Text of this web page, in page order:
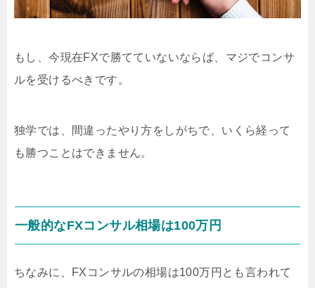
もし、今現在FXで勝てていないならば、マジでコンサ
ルを受けるべきです。
独学では、間違ったやり方をしがちで、いくら経って
も勝つことはできません。
一般的なFXコンサル相場は100万円
ちなみに、FXコンサルの相場は100万円とも言われて